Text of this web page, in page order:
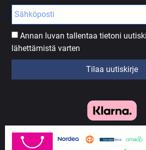
Annan luvan tallentaa tietoni
lähettämistä varten
Tilaa uutiskirje